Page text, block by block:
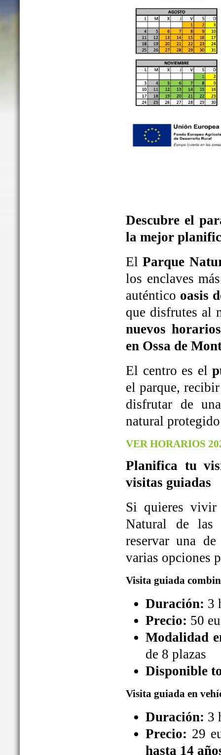
Descubre el
la mejor
ElParque
los enclaves
auténtico oasis
que disfrutes al
nuevos
en Ossa de
El centro es el
el parque,
disfrutar de
natural
VER HORARIOS
Planifica tu
visitas guiadas
Si quieres
Natural de las
reservar una
varias opciones
Visita guiada
Duración: 3
Precio: 50
Modalidad
de 8 plazas
Disponible
Visita guiada en
Duración: 3
Precio: 29
hasta 14